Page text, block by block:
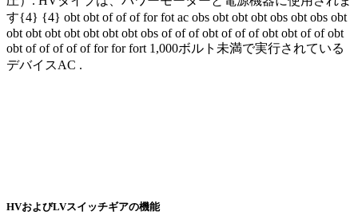
す{4} {4} obt obt of of of for fot ac obs obt obt obt obs obt obs obt
obt obt obt obt obt obt obt obs of of of obt of of of obt obt of of obt
obt of of of of of for for fort 1,000ボルト未満で実行されている
デバイスAC .
HVおよびLVスイッチギアの機能